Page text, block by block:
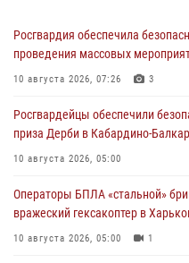
Росгвардия обеспечила
проведения массовых
10 августа 2026, 07:26 3
Росгвардейцы обеспечили
приза Дерби в Кабардино-
10 августа 2026, 05:00
Операторы БПЛА «стальной»
вражеский гексакоптер в
10 августа 2026, 05:00 1